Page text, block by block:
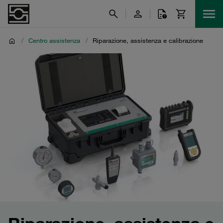
/ Centro assistenza / Riparazione, assistenza e calibrazione